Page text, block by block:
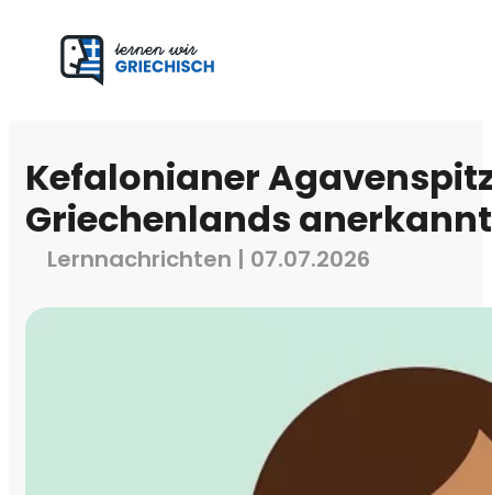
Kefalonianer
Griechenlands anerkannt
Lernnachrichten | 07.07.2026